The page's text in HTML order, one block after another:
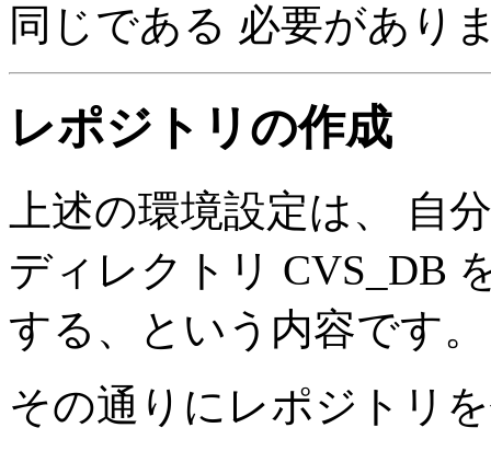
同じである 必要があり
レポジトリの作成
上述の環境設定は、 自
ディレクトリ CVS_DB
する、という内容です。
その通りにレポジトリ